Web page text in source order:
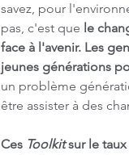
savez, pour
pas, c'est que le
face à l'avenir. Les
jeunes générations
un problème
être assister à des
Ces Toolkit sur le